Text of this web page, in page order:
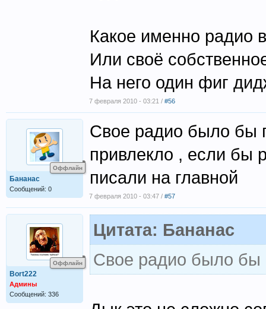
Какое именно радио
Или своё
На него один фиг
7 февраля 2010 - 03:21 / #56
Оффлайн
Бананас
Сообщений: 0
Свое радио было бы
привлекло , если бы
писали на главной
7 февраля 2010 - 03:47 / #57
Оффлайн
Bort222
Админы
Сообщений: 336
Цитата: Бананас
Свое радио было бы